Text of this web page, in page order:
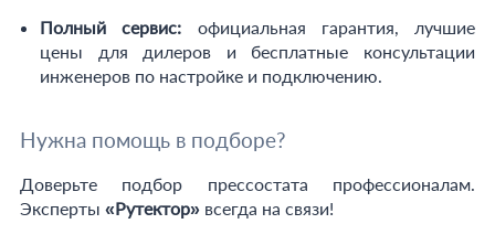
Полный сервис: официальная гарантия, лучшие
цены для дилеров и бесплатные консультации
инженеров по настройке и подключению.
Нужна помощь в подборе?
Доверьте подбор прессостата профессионалам.
Эксперты «Рутектор»всегда на связи!